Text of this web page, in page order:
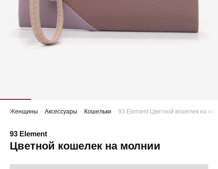
Женщины Аксессуары Кошельки 93 Element Цветной кошелек на
93 Element
Цветной кошелек на молнии